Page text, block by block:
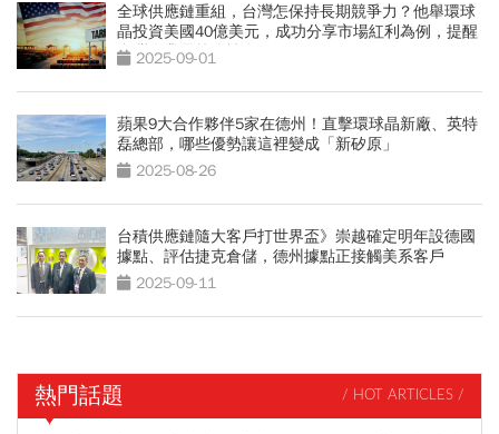
全球供應鏈重組，台灣怎保持長期競爭力？他舉環球
晶投資美國40億美元，成功分享市場紅利為例，提醒
台灣企業需策略性布局
2025-09-01
蘋果9大合作夥伴5家在德州！直擊環球晶新廠、英特
磊總部，哪些優勢讓這裡變成「新矽原」
2025-08-26
台積供應鏈隨大客戶打世界盃》崇越確定明年設德國
據點、評估捷克倉儲，德州據點正接觸美系客戶
2025-09-11
熱門話題 / HOT ARTICLES /